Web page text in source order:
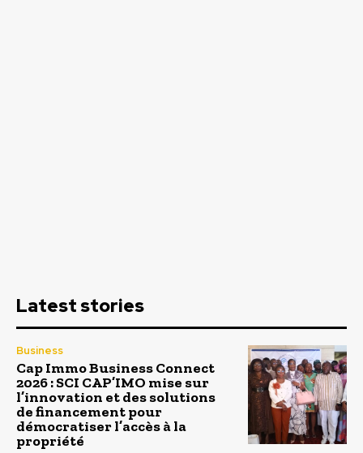
Latest stories
Business
Cap Immo Business Connect
2026 : SCI CAP’IMO mise sur
l’innovation et des solutions
de financement pour
démocratiser l’accès à la
propriété